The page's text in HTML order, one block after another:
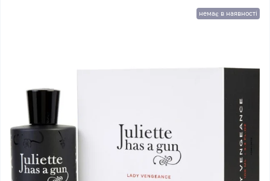
немає в наявності